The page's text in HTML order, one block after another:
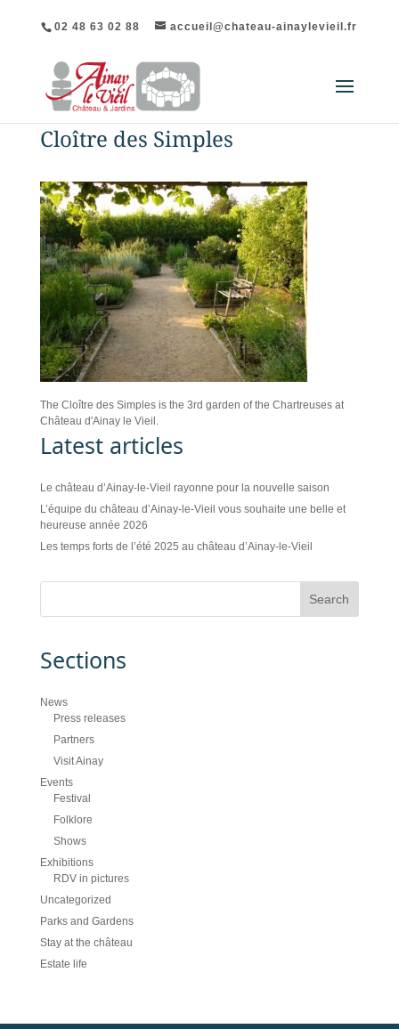
02 48 63 02 88 accueil@chateau-ainaylevieil.fr
Cloître des Simples
The Cloître des Simples is the 3rd garden of the Chartreuses at
Château d'Ainay le Vieil.
Latest articles
Le château d’Ainay-le-Vieil rayonne pour la nouvelle saison
L’équipe du château d’Ainay-le-Vieil vous souhaite une belle et
heureuse année 2026
Les temps forts de l’été 2025 au château d’Ainay-le-Vieil
Sections
News
Press releases
Partners
Visit Ainay
Events
Festival
Folklore
Shows
Exhibitions
RDV in pictures
Uncategorized
Parks and Gardens
Stay at the château
Estate life